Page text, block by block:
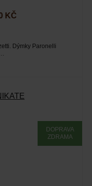
KČ
Dýmky Paronelli
DOPRAVA
ZDRAMA